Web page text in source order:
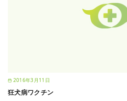
2016年3月11日
狂犬病ワクチン